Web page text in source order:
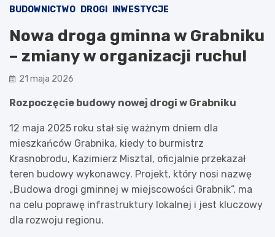
BUDOWNICTWO DROGI INWESTYCJE
Nowa droga gminna w Grabniku
– zmiany w organizacji ruchu!
21 maja 2026
Rozpoczęcie budowy nowej drogi w Grabniku
12 maja 2025 roku stał się ważnym dniem dla
mieszkańców Grabnika, kiedy to burmistrz
Krasnobrodu, Kazimierz Misztal, oficjalnie przekazał
teren budowy wykonawcy. Projekt, który nosi nazwę
„Budowa drogi gminnej w miejscowości Grabnik”, ma
na celu poprawę infrastruktury lokalnej i jest kluczowy
dla rozwoju regionu.